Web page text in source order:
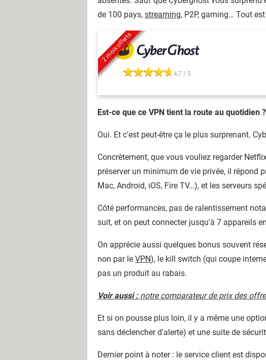
de 100 pays, streaming, P2P, gaming… Tout
2 mois offerts
4,7 / 5
Est-ce que ce VPN tient la route au quotidien ?
Oui. Et c'est peut-être ça le plus surprenant.
Concrètement, que vous vouliez regarder
préserver un minimum de vie privée, il répond
Mac, Android, iOS, Fire TV…), et les serveurs
Côté performances, pas de ralentissement
suit, et on peut connecter jusqu'à 7 appareils
On apprécie aussi quelques bonus souvent
non par le VPN), le kill switch (qui coupe
pas un produit au rabais.
Voir aussi : notre comparateur de prix des
Et si on pousse plus loin, il y a même une
sans déclencher d'alerte) et une suite de
Dernier point à noter : le service client est